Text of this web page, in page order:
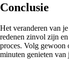
Conclusie
Het veranderen van
redenen zinvol zijn
proces. Volg gewoon
minuten genieten van